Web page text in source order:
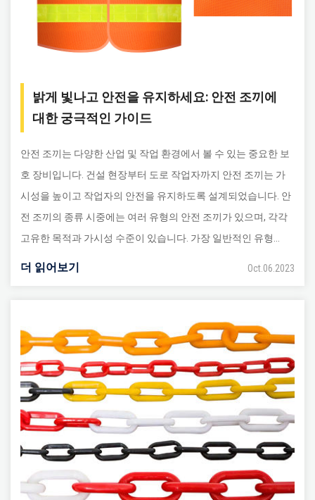
밝게 빛나고 안전을 유지하세요: 안전 조끼에
대한 궁극적인 가이드
안전 조끼는 다양한 산업 및 작업 환경에서 볼 수 있는 중요한 보
호 장비입니다. 건설 현장부터 도로 작업자까지 안전 조끼는 가
시성을 높이고 작업자의 안전을 유지하도록 설계되었습니다. 안
전 조끼의 종류 시중에는 여러 유형의 안전 조끼가 있으며, 각각
고유한 목적과 가시성 수준이 있습니다. 가장 일반적인 유형...
더 읽어보기 Oct.06.2023